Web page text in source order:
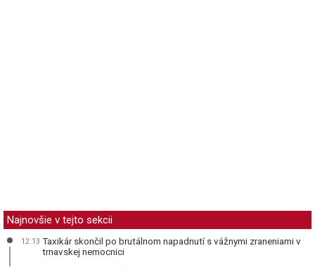
Najnovšie v tejto sekcii
12:13 Taxikár skončil po brutálnom napadnutí s vážnymi zraneniami v
trnavskej nemocnici